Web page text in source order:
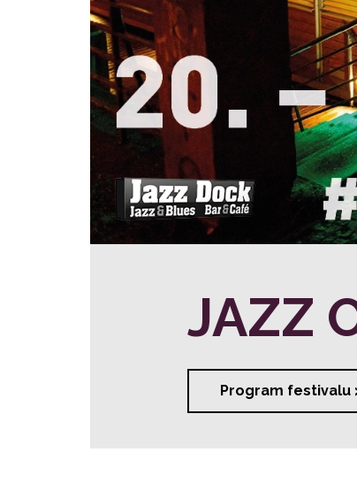
JAZZ
Program festivalu